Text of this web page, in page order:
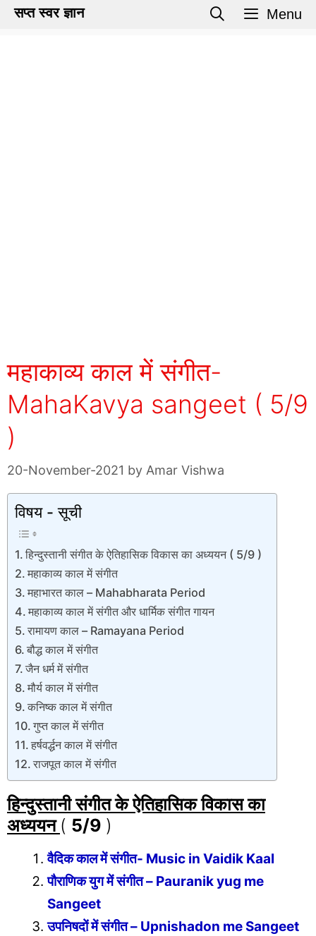
Skipसप्त स्वर ज्ञान Menu
महाकाव्य काल में संगीत-
MahaKavya sangeet ( 5/9
)
20-November-2021 by Amar Vishwa
विषय - सूची
हिन्दुस्तानी संगीत के ऐतिहासिक विकास का अध्ययन ( 5/9 )
महाकाव्य काल में संगीत
महाभारत काल – Mahabharata Period
महाकाव्य काल में संगीत और धार्मिक संगीत गायन
रामायण काल – Ramayana Period
बौद्ध काल में संगीत
जैन धर्म में संगीत
मौर्य काल में संगीत
कनिष्क काल में संगीत
गुप्त काल में संगीत
हर्षवर्द्धन काल में संगीत
राजपूत काल में संगीत
हिन्दुस्तानी संगीत के ऐतिहासिक विकासका
अध्ययन ( 5/9 )
वैदिक काल में संगीत- Music in Vaidik Kaal
पौराणिक युग में संगीत – Pauranik yug me
Sangeet
उपनिषदों में संगीत – Upnishadon me Sangeet